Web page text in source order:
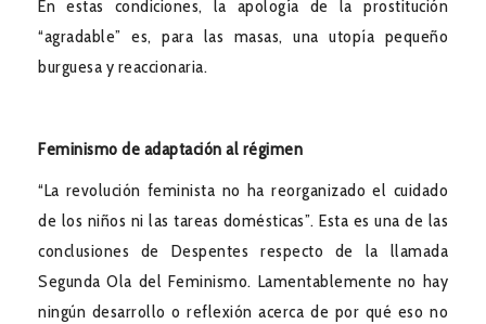
En estas condiciones, la apología de la prostitución
“agradable” es, para las masas, una utopía pequeño
burguesa y reaccionaria.
Feminismo de adaptación al régimen
“La revolución feminista no ha reorganizado el cuidado
de los niños ni las tareas domésticas”. Esta es una de las
conclusiones de Despentes respecto de la llamada
Segunda Ola del Feminismo. Lamentablemente no hay
ningún desarrollo o reflexión acerca de por qué eso no